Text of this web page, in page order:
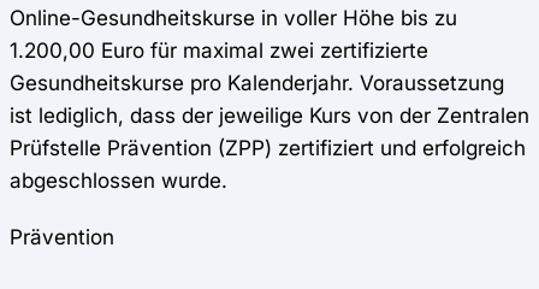
Online-Gesundheitskurse in voller Höhe bis zu
1.200,00 Euro für maximal zwei zertifizierte
Gesundheitskurse pro Kalenderjahr. Voraussetzung
ist lediglich, dass der jeweilige Kurs von der Zentralen
Prüfstelle Prävention (ZPP) zertifiziert und erfolgreich
abgeschlossen wurde.
Prävention